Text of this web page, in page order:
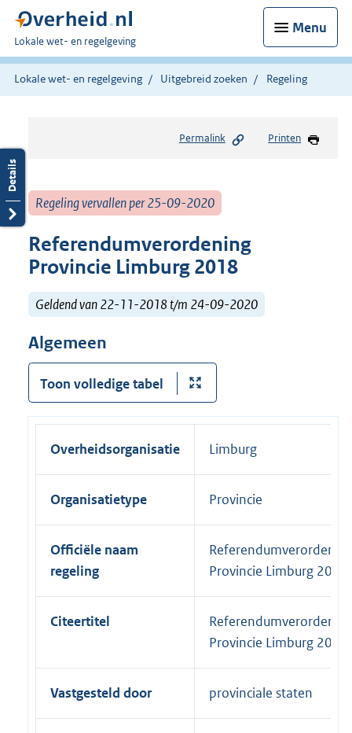
Menu
U
bent
hier:
Lokale wet- en regelgeving
Lokale wet- en regelgeving Uitgebreid zoeken Regeling
Permalink Printen
Regeling vervallen per 25-09-2020
Referendumverordening
Provincie Limburg 2018
Geldend van 22-11-2018 t/m 24-09-2020
Algemeen
Toon volledige tabel
Overheidsorganisatie Limburg
Organisatietype Provincie
Officiële naam
regeling
Provincie Limburg 2018
Citeertitel
Provincie Limburg 2018
Vastgesteld door provinciale staten